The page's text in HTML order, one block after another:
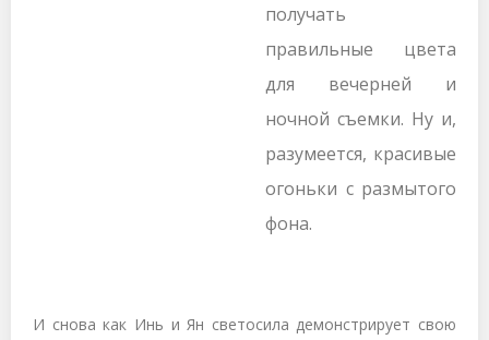
получать
правильные цвета
для вечерней и
ночной съемки. Ну и,
разумеется, красивые
огоньки с размытого
фона.
И снова как Инь и Ян светосила демонстрирует свою